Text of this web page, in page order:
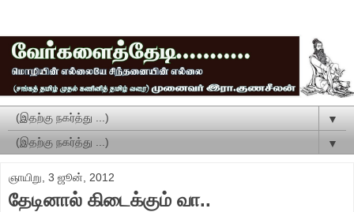
▼
▼
ஞாயிறு, 3 ஜூன், 2012
தேடினால் கிடைக்கும் வா..